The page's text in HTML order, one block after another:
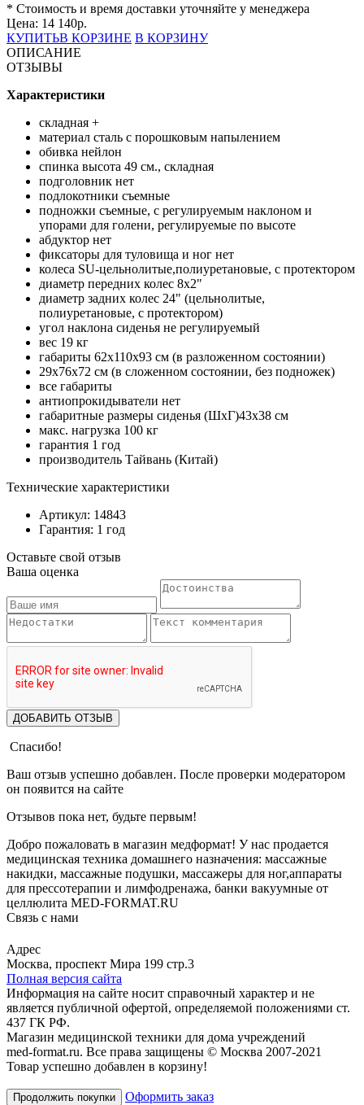
* Стоимость и время доставки уточняйте у менеджера
Цена: 14 140р.
КУПИТЬВ КОРЗИНЕ В КОРЗИНУ
ОПИСАНИЕ
ОТЗЫВЫ
Характеристики
складная +
материал сталь с порошковым напылением
обивка нейлон
спинка высота 49 см., складная
подголовник нет
подлокотники съемные
подножки съемные, с регулируемым наклоном и
упорами для голени, регулируемые по высоте
абдуктор нет
фиксаторы для туловища и ног нет
колеса SU-цельнолитые,полиуретановые, с протектором
диаметр передних колес 8х2"
диаметр задних колес 24" (цельнолитые,
полиуретановые, с протектором)
угол наклона сиденья не регулируемый
вес 19 кг
габариты 62х110х93 см (в разложенном состоянии)
29х76х72 см (в сложенном состоянии, без подножек)
все габариты
антиопрокидыватели нет
габаритные размеры сиденья (ШхГ)43х38 см
макс. нагрузка 100 кг
гарантия 1 год
производитель Тайвань (Китай)
Технические характеристики
Артикул: 14843
Гарантия: 1 год
Оставьте свой отзыв
Ваша оценка
ДОБАВИТЬ ОТЗЫВ
Спасибо!
Ваш отзыв успешно добавлен. После проверки модератором
он появится на сайте
Отзывов пока нет, будьте первым!
Добро пожаловать в магазин медформат! У нас продается
медицинская техника домашнего назначения: массажные
накидки, массажные подушки, массажеры для ног,аппараты
для прессотерапии и лимфодренажа, банки вакуумные от
целлюлита MED-FORMAT.RU
Связь с нами
Адрес
Москва, проспект Мира 199 стр.3
Полная версия сайта
Информация на сайте носит справочный характер и не
является публичной офертой, определяемой положениями ст.
437 ГК РФ.
Магазин медицинской техники для дома учреждений
med-format.ru. Все права защищены © Москва 2007-2021
Товар успешно добавлен в корзину!
Продолжить покупки Оформить заказ